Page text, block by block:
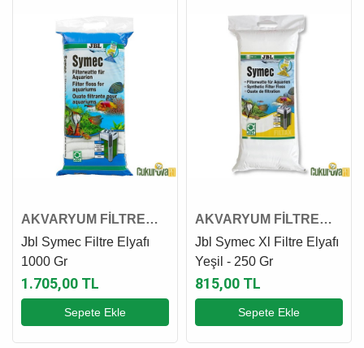
AKVARYUM FİLTRE
ELYAFI
Jbl Symec Filtre Elyafı
1000 Gr
1.705,00 TL
Sepete Ekle
AKVARYUM FİLTRE
ELYAFI
Jbl Symec Xl Filtre Elyafı
Yeşil - 250 Gr
815,00 TL
Sepete Ekle